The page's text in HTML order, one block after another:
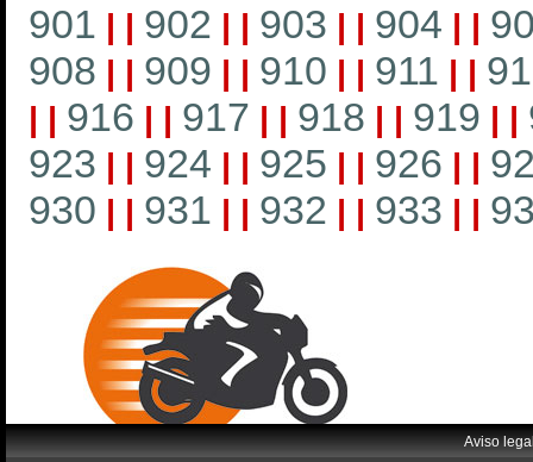
901 | | 902 | | 903 | | 904 | |
908 | | 909 | | 910 | | 911 | |
| | 916 | | 917 | | 918 | | 919 | |
923 | | 924 | | 925 | | 926 | |
930 | | 931 | | 932 | | 933 | |
Aviso